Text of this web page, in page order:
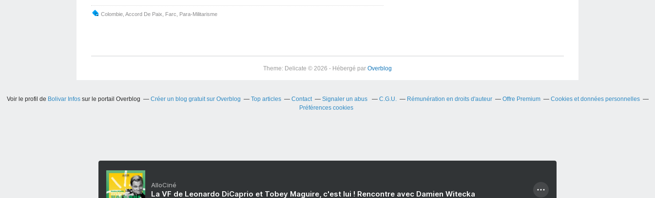
Colombie Accord De Paix Farc Para-Militarisme
Theme: Delicate © 2026 - Hébergé par Overblog
Voir le profil de Bolivar Infossur le portail Overblog Créer un blog gratuit sur Overblog Top articles Contact Signaler un abus C.G.U. Rémunération en droits d'auteur Offre Premium
Cookies et données personnelles
Préférences cookies
AlloCiné
La VF de Leonardo DiCaprio et Tobey Maguire, c'est lui ! Rencontre avec Damien Witecka